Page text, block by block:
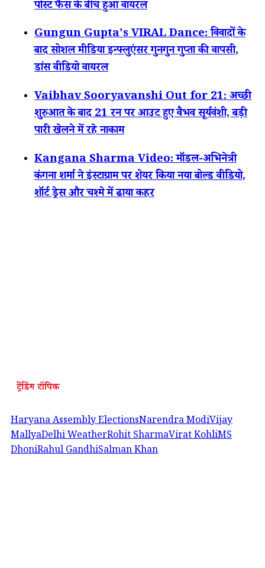
पोस्ट फैंस के बीच हुआ वायरल
Gungun Gupta's VIRAL Dance: विवादों के
बाद सोशल मीडिया इन्फ्लुएंसर गुनगुन गुप्ता की वापसी,
डांस वीडियो वायरल
Vaibhav Sooryavanshi Out for 21: अच्छी
शुरुआत के बाद 21 रन पर आउट हुए वैभव सूर्यवंशी, बड़ी
पारी खेलने में रहे नाकाम
Kangana Sharma Video: मॉडल-अभिनेत्री
कंगना शर्मा ने इंस्टाग्राम पर शेयर किया नया बोल्ड वीडियो,
शॉर्ट ड्रेस और चश्मे में ढाया कहर
ट्रेंडिंग टॉपिक
Haryana Assembly ElectionsNarendra ModiVijay
MallyaDelhi WeatherRohit SharmaVirat KohliMS
DhoniRahul GandhiSalman Khan